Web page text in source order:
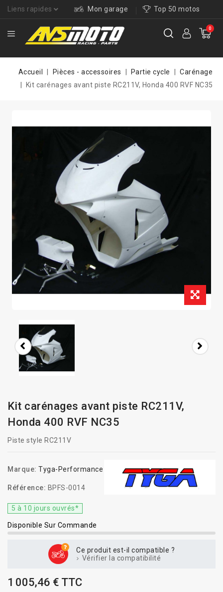
Liens rapides Mon garage Top 50 motos
0
Accueil Pièces - accessoires Partie cycle
Carénage
Kit carénages avant piste RC211V, Honda 400 RVF NC35
Kit carénages avant piste RC211V,
Honda 400 RVF NC35
Piste style RC211V
Marque: Tyga-Performance
Référence: BPFS-0014
5 à 10 jours ouvrés*
Disponible Sur Commande
Ce produit est-il compatible ?
Vérifier la compatibilité
1 005,46 € TTC